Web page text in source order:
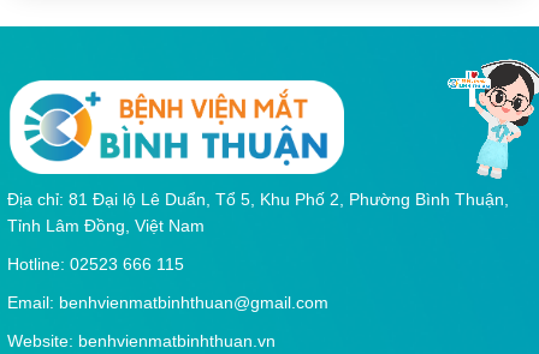
Địa chỉ: 81 Đại lộ Lê Duẩn, Tổ 5, Khu Phố 2, Phường Bình Thuận,
Tỉnh Lâm Đồng, Việt Nam
Hotline: 02523 666 115
Email: benhvienmatbinhthuan@gmail.com
Website: benhvienmatbinhthuan.vn